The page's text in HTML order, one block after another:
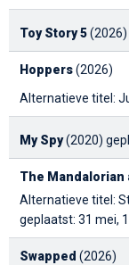
Toy Story 5(2026)
Hoppers(2026)
Alternatieve titel:
My Spy(2020)
The Mandalorian
Alternatieve titel:
geplaatst: 31 mei,
Swapped (2026)